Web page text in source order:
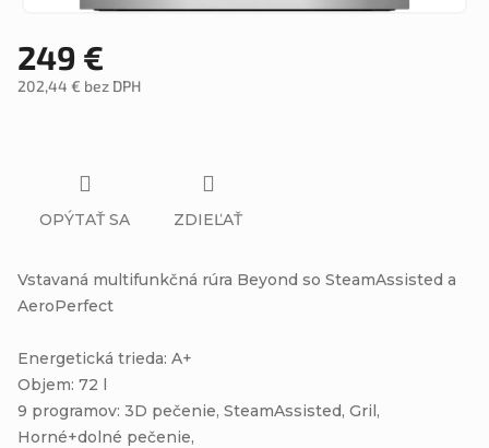
249 €
202,44 € bez DPH
Vstavaná multifunkčná rúra Beyond so SteamAssisted a
AeroPerfect
Energetická trieda: A+
Objem: 72 l
9 programov: 3D pečenie, SteamAssisted, Gril,
Horné+dolné pečenie,
OPÝTAŤ SA ZDIEĽAŤ